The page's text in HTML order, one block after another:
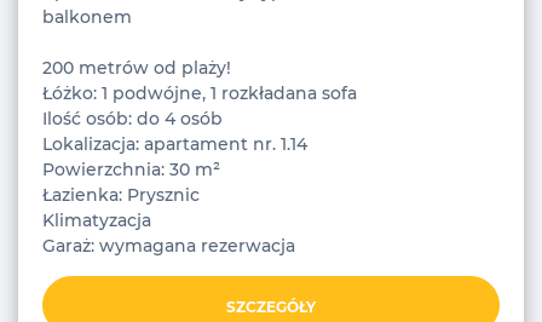
balkonem
200 metrów od plaży!
Łóżko: 1 podwójne, 1 rozkładana sofa
Ilość osób: do 4 osób
Lokalizacja: apartament nr. 1.14
Powierzchnia: 30 m²
Łazienka: Prysznic
Klimatyzacja
Garaż: wymagana rezerwacja
SZCZEGÓŁY